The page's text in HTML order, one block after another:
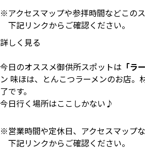
アクセスマップや参拝時間などこの
下記リンクからご確認ください。
詳しく見る
今日のオススメ御供所スポットは 「ラ
ン 味ほは、とんこつラーメンのお店。
了です。
今日行く場所はここしかない♪
営業時間や定休日、アクセスマップ
下記リンクからご確認ください。